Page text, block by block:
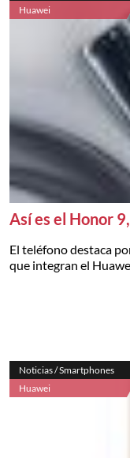
Huawei
Así es el Honor
El teléfono destaca
que integran el
Noticias / Smartphones
Huawei